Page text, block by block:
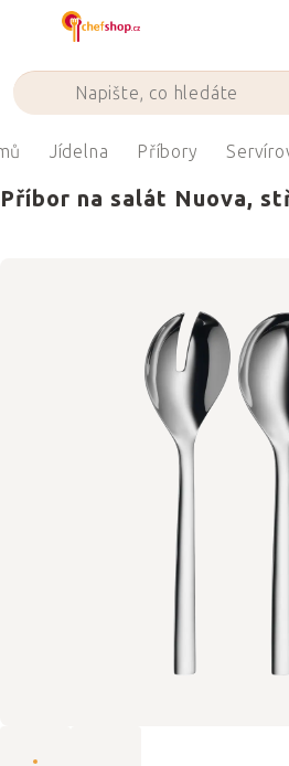
Jídelna Příbory
Příbor na salát Nuova,